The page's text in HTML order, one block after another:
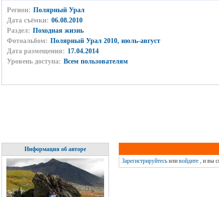
Регион: Полярный Урал
Дата съёмки: 06.08.2010
Раздел: Походная жизнь
Фотоальбом: Полярный Урал 2010, июль-август
Дата размещения: 17.04.2014
Уровень доступа: Всем пользователям
Информация об авторе
Зарегистрируйтесьили войдите, и вы